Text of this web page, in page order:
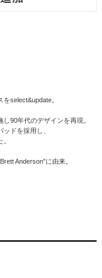
select&update。
90年代のデザインを再現。
ドを採用し、
Anderson”に由来。